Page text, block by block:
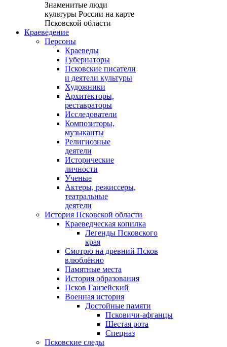
Знаменитые люди
культуры России на карте
Псковской области
Краеведение
Персоны
Краеведы
Губернаторы
Псковские писатели
и деятели культуры
Художники
Архитекторы,
реставраторы
Исследователи
Композиторы,
музыканты
Религиозные
деятели
Исторические
личности
Ученые
Актеры, режиссеры,
театральные
деятели
История Псковской области
Краеведческая копилка
Легенды Псковского
края
Смотрю на древний Псков
влюблённо
Памятные места
История образования
Псков Ганзейский
Военная история
Достойные памяти
Псковичи-афганцы
Шестая рота
Спецназ
Псковские следы